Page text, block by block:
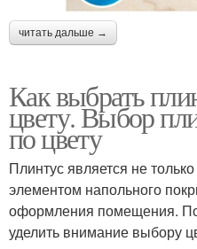
читать дальше →
Как выбрать
цвету. Выбор
по цвету
Плинтус является не
элементом напольного
оформления помещения.
уделить внимание выбору